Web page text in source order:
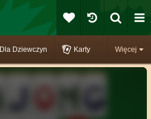
Więcej
Dla Dziewczyn Karty